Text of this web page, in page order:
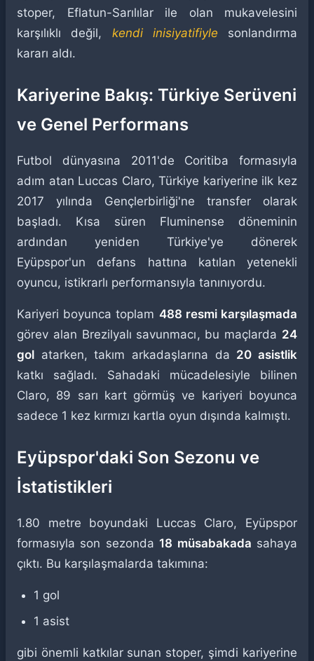
stoper, Eflatun-Sarılılar ile olan mukavelesini
karşılıklı değil, kendi inisiyatifiyle sonlandırma
kararı aldı.
Kariyerine Bakış: Türkiye Serüveni
ve Genel Performans
Futbol dünyasına 2011'de Coritiba formasıyla
adım atan Luccas Claro, Türkiye kariyerine ilk kez
2017 yılında Gençlerbirliği'ne transfer olarak
başladı. Kısa süren Fluminense döneminin
ardından yeniden Türkiye'ye dönerek
Eyüpspor'un defans hattına katılan yetenekli
oyuncu, istikrarlı performansıyla tanınıyordu.
Kariyeri boyunca toplam 488 resmi karşılaşmada
görev alan Brezilyalı savunmacı, bu maçlarda 24
gol atarken, takım arkadaşlarına da 20 asistlik
katkı sağladı. Sahadaki mücadelesiyle bilinen
Claro, 89 sarı kart görmüş ve kariyeri boyunca
sadece 1 kez kırmızı kartla oyun dışında kalmıştı.
Eyüpspor'daki Son Sezonu ve
İstatistikleri
1.80 metre boyundaki Luccas Claro, Eyüpspor
formasıyla son sezonda 18 müsabakada sahaya
çıktı. Bu karşılaşmalarda takımına:
1 gol
1 asist
gibi önemli katkılar sunan stoper, şimdi kariyerine